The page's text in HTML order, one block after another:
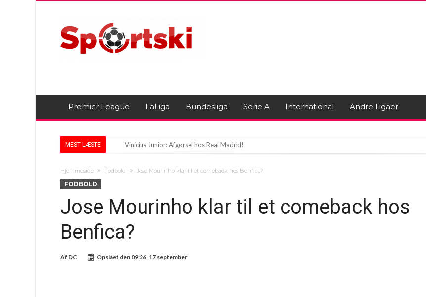
Premier League LaLiga Bundesliga Serie A International Andre Ligaer
MEST LÆSTE Vinicius Junior: Afgørsel hos Real Madrid!
Hjemmeside Fodbold Jose Mourinho klar til et comeback hos Benfica?
FODBOLD
Jose Mourinho klar til et comeback hos
Benfica?
Af DC Opslået den 09:26, 17 september